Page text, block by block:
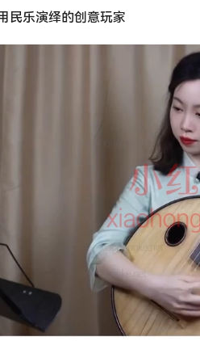
民乐演绎的创意玩家